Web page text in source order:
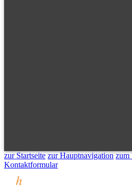
zur Startseite zur Hauptnavigation zum
Kontaktformular